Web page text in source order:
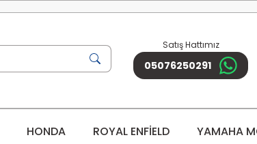
Satış Hattımız
05076250291
HONDA ROYAL ENFİELD YAMAHA